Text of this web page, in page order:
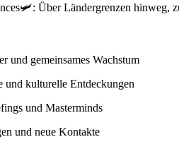
Über Ländergrenzen hinweg,
und gemeinsames Wachstum
und kulturelle Entdeckungen
und Masterminds
und neue Kontakte